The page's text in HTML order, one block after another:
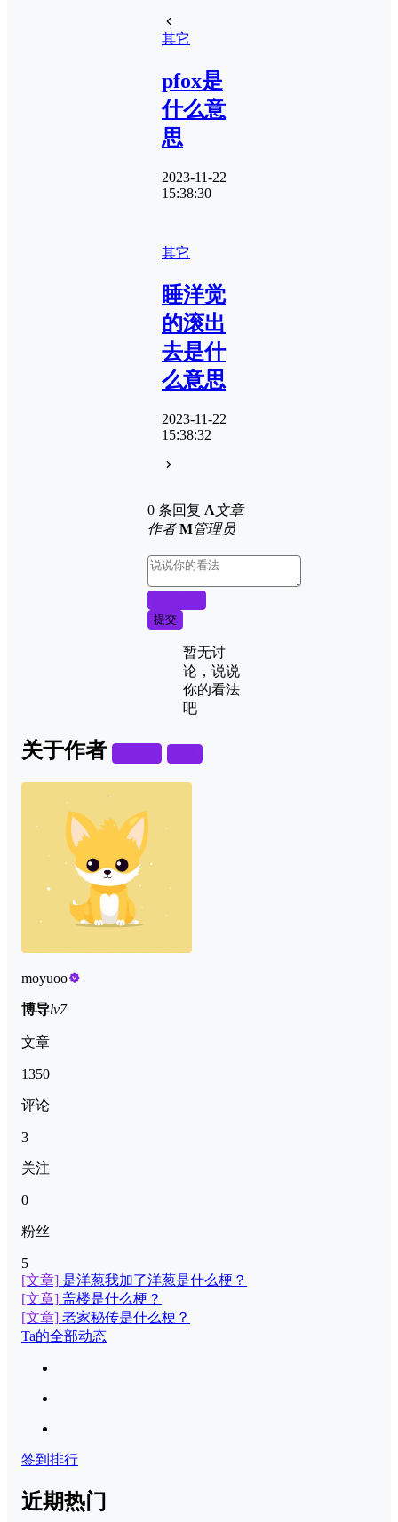
其它
pfox是
什么意
思
2023-11-22
15:38:30
其它
睡洋觉
的滚出
去是什
么意思
2023-11-22
15:38:32
0 条回复 A文章
作者 M管理员
提交
暂无讨
论，说说
你的看法
吧
关于作者
moyuoo
博导lv7
文章
1350
评论
3
关注
0
粉丝
5
[文章] 是洋葱我加了洋葱是什么梗？
[文章] 盖楼是什么梗？
[文章] 老家秘传是什么梗？
Ta的全部动态
签到排行
近期热门